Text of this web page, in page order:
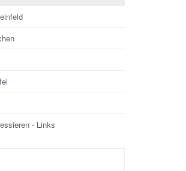
- Links